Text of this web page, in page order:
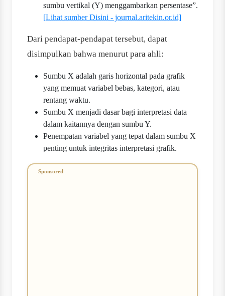
sumbu vertikal (Y) menggambarkan persentase”.
[Lihat sumber Disini - journal.aritekin.or.id]
Dari pendapat-pendapat tersebut, dapat
disimpulkan bahwa menurut para ahli:
Sumbu X adalah garis horizontal pada grafik
yang memuat variabel bebas, kategori, atau
rentang waktu.
Sumbu X menjadi dasar bagi interpretasi data
dalam kaitannya dengan sumbu Y.
Penempatan variabel yang tepat dalam sumbu X
penting untuk integritas interpretasi grafik.